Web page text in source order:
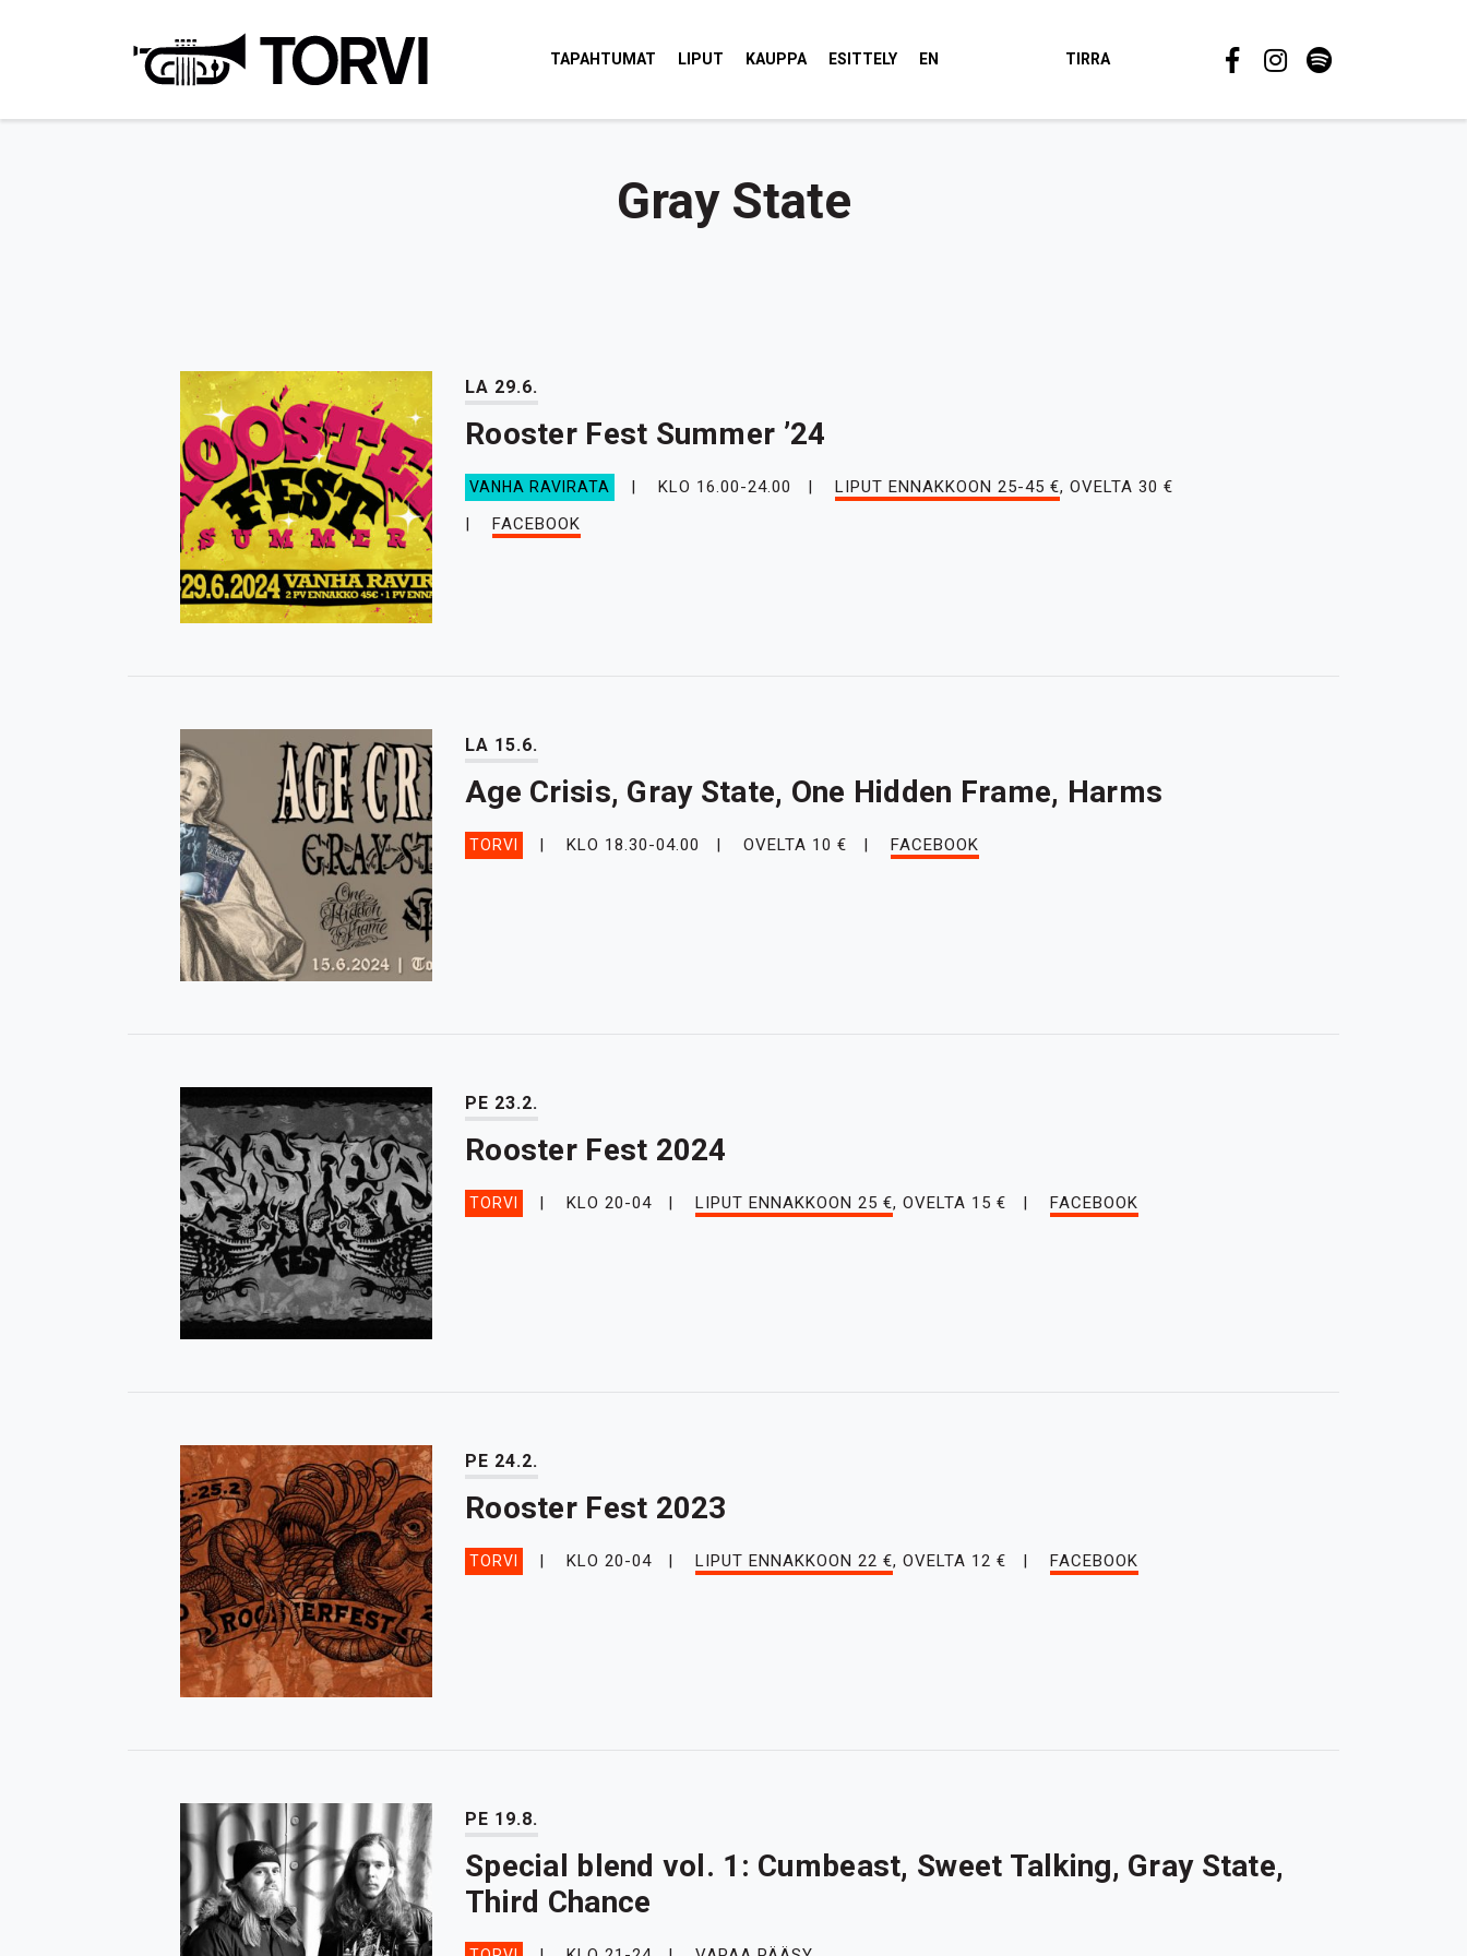
TAPAHTUMAT LIPUT KAUPPA ESITTELY EN TIRRA
Gray State
LA 29.6.
Rooster Fest Summer ’24
VANHA RAVIRATA KLO 16.00-24.00 LIPUT ENNAKKOON 25-45 €, OVELTA 30 €
FACEBOOK
LA 15.6.
Age Crisis, Gray State, One Hidden Frame, Harms
TORVI KLO 18.30-04.00 OVELTA 10 € FACEBOOK
PE 23.2.
Rooster Fest 2024
TORVI KLO 20-04 LIPUT ENNAKKOON 25 €, OVELTA 15 € FACEBOOK
PE 24.2.
Rooster Fest 2023
TORVI KLO 20-04 LIPUT ENNAKKOON 22 €, OVELTA 12 € FACEBOOK
PE 19.8.
Special blend vol. 1: Cumbeast, Sweet Talking, Gray State,
Third Chance